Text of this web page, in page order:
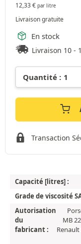
12,33€ par litre
Livraison gratuite
En stock
Livraison 10 -
Transaction
Capacité [litres] :
Grade de viscosité
Autorisation
du
fabricant :
MB
Renault